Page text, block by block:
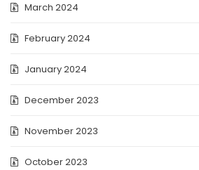
March 2024
February 2024
January 2024
December 2023
November 2023
October 2023